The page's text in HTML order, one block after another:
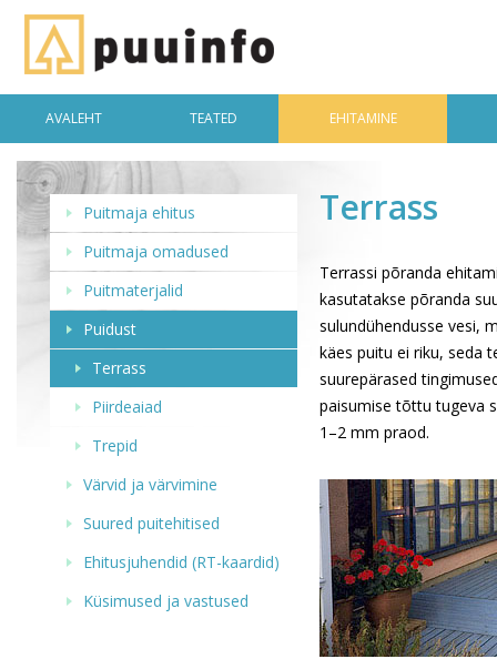
AVALEHT TEATED EHITAMINE
Puitmaja ehitus
Puitmaja omadused
Puitmaterjalid
Puidust
Terrass
Piirdeaiad
Trepid
Värvid ja värvimine
Suured puitehitised
Ehitusjuhendid (RT-kaardid)
Küsimused ja vastused
Terrass
Terrassi põranda
kasutatakse põranda
sulundühendusse vesi,
käes puitu ei riku, seda
suurepärased
paisumise tõttu tugeva
1–2 mm praod.